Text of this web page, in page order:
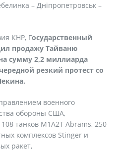
– Дніпропетровськ –
КНР, Государственный
продажу Тайваню
сумму 2,2 миллиарда
резкий протест со
военного
обороны США,
танков M1A2T Abrams, 250
комплексов Stinger и
ракет,